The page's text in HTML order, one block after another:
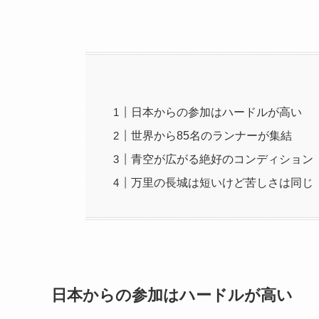
日本からの参加はハードルが高い
世界から85名のランナーが集結
青空が広がる絶好のコンディション
万里の長城は短いけど苦しさは同じ
日本からの参加はハードルが高い